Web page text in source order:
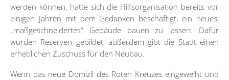
werden können, hatte sich die Hilfsorganisation bereits vor
einigen Jahren mit dem Gedanken beschäftigt, ein neues,
„maßgeschneidertes“ Gebäude bauen zu lassen. Dafür
wurden Reserven gebildet, außerdem gibt die Stadt einen
erheblichen Zuschuss für den Neubau.
Wenn das neue Domizil des Roten Kreuzes eingeweiht und